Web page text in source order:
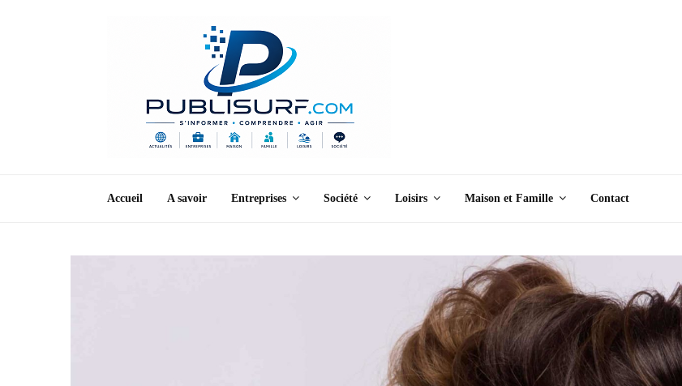
Accueil A savoir Entreprises Société Loisirs Maison et Famille Contact